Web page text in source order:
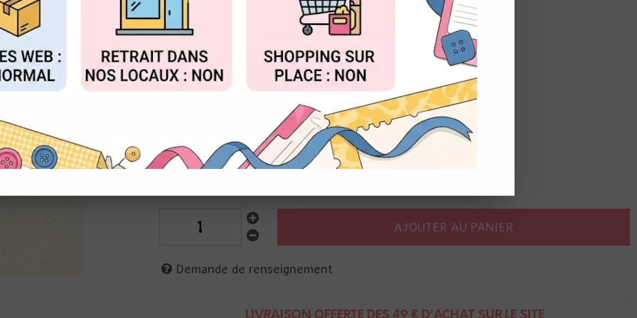
Réf. :2111-022
Feuille paillettes adhésive - Effet neige 160 gr
30 cm x 30 cm
Forte adhérence des paillettes au papier
Recommandée pour machine de découpe électronique
8716052211951
AJOUTER AU PANIER
Demande de renseignement
ACCEPTER TOUT